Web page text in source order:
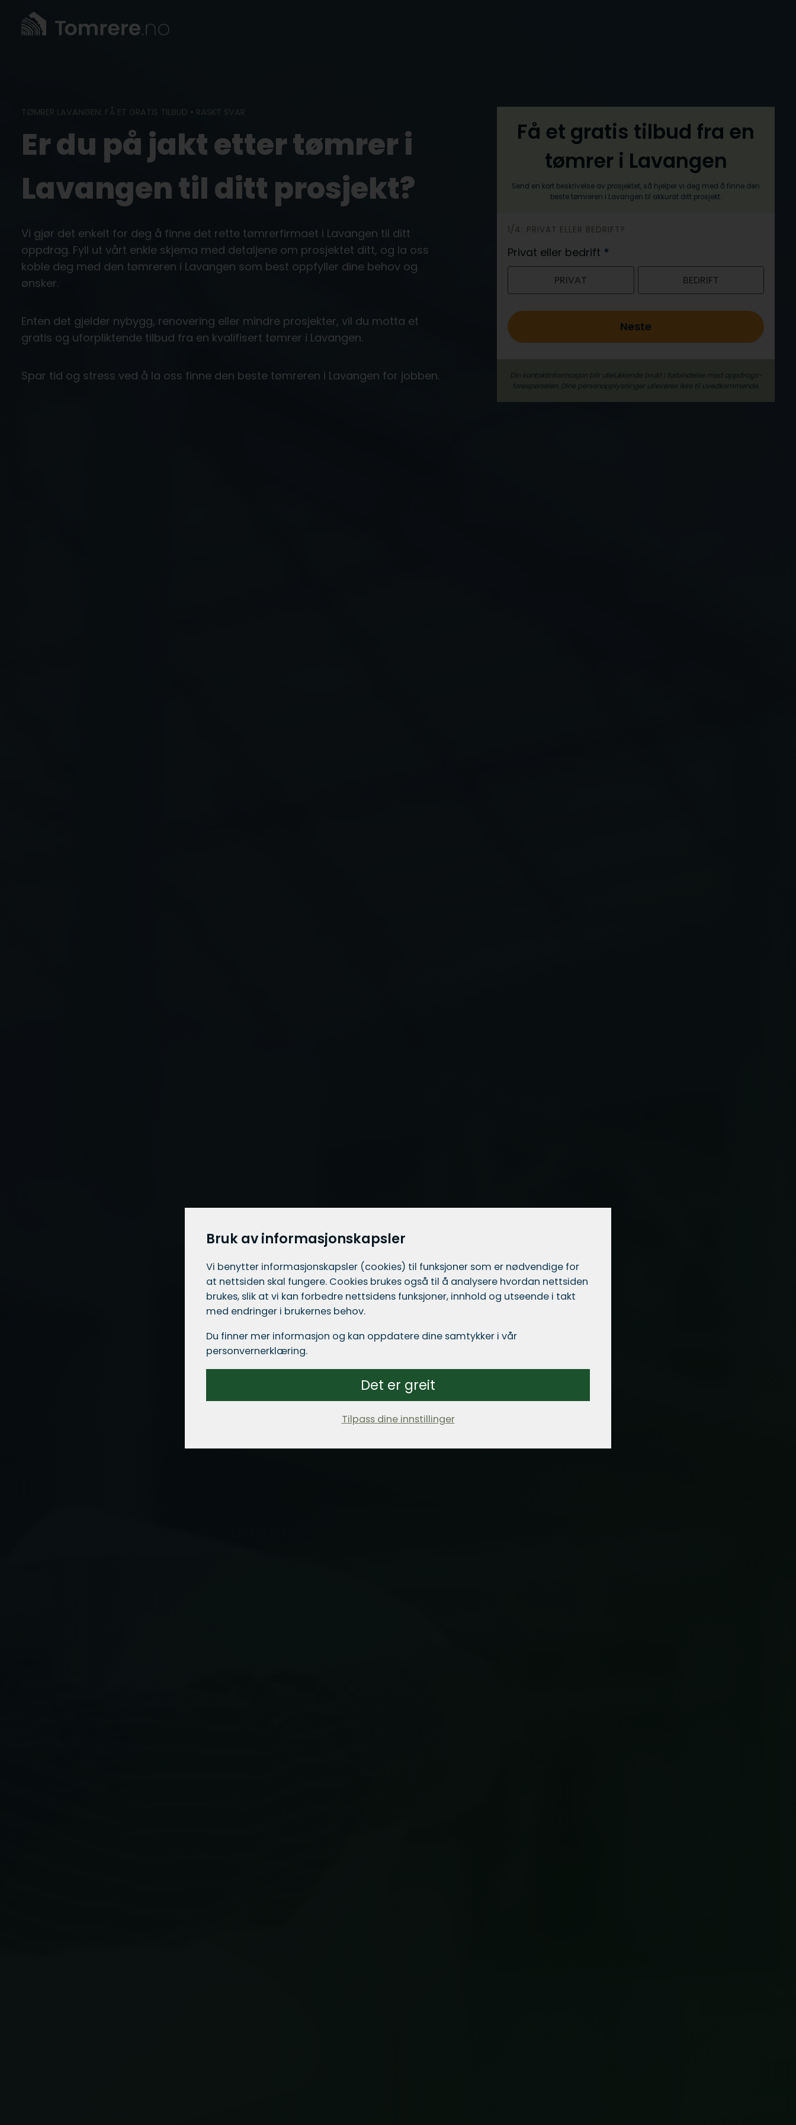
content
TØMRER LAVANGEN: FÅ ET GRATIS TILBUD • RASKT SVAR
Er du på jakt etter tømrer i
Lavangen til ditt prosjekt?
Vi gjør det enkelt for deg å finne det rette tømrerfirmaet i Lavangen til ditt
oppdrag. Fyll ut vårt enkle skjema med detaljene om prosjektet ditt, og la oss
koble deg med den tømreren i Lavangen som best oppfyller dine behov og
ønsker.
Enten det gjelder nybygg, renovering eller mindre prosjekter, vil du motta et
gratis og uforpliktende tilbud fra en kvalifisert tømrer i Lavangen.
Spar tid og stress ved å la oss finne den beste tømreren i Lavangen for jobben.
Få et gratis tilbud fra en
tømrer i Lavangen
Send en kort beskrivelse av prosjektet, så hjelper vi deg med å finne den
beste tømreren i Lavangen til akkurat ditt prosjekt.
h
e
r
1/4: PRIVAT ELLER BEDRIFT?
Privat eller bedrift *
PRIVAT BEDRIFT
Neste
Din kontaktinformasjon blir utelukkende brukt i forbindelse med oppdrags­
forespørselen. Dine person­­opplysninger utleveres ikke til uvedkommende.
Bruk av informasjonskapsler
Vi benytter informasjons­kapsler (cookies) til funksjoner som er nødvendige for
at nettsiden skal fungere. Cookies brukes også til å analysere hvordan nettsiden
brukes, slik at vi kan forbedre nettsidens funksjoner, innhold og utseende i takt
med endringer i brukernes behov.
Du finner mer informasjon og kan oppdatere dine samtykker i vår
personvernerklæring.
Det er greit
Tilpass dine innstillinger